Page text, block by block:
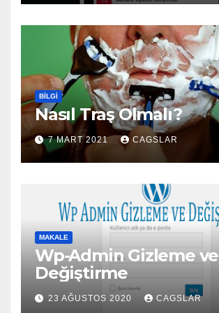
BILGI
Nasıl Traş Olmalı?
7 MART 2021 CAGSLAR
MAKALE
Wp-Admin Gizleme ve
Değiştirme
23 AĞUSTOS 2020 CAGSLAR